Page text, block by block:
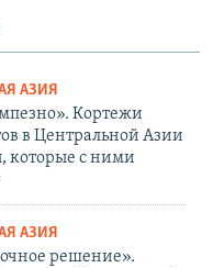
АЗИЯ
Кортежи
в Центральной Азии
которые с ними
АЗИЯ
решение».